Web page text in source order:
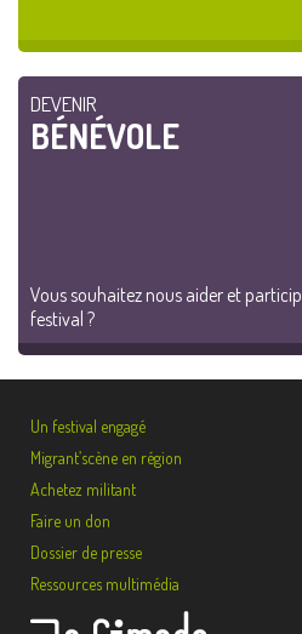
DEVENIR
BÉNÉVOLE
Vous souhaitez nous aider et
festival ?
Un festival engagé
Migrant’scène en région
Achetez militant
Faire un don
Dossier de presse
Ressources multimédia